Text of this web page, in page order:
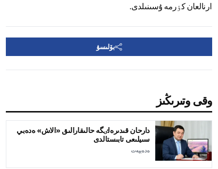
ارنالعان كٶرمە ۇسىنىلدى.
بۆلىسۋ
وقى وتىرىڭىز
دارحان قىدىرەلٸگە حالىقارالىق «الاش» ەدەبي
سىيلىعى تابىستالدى
ەدەبيەت